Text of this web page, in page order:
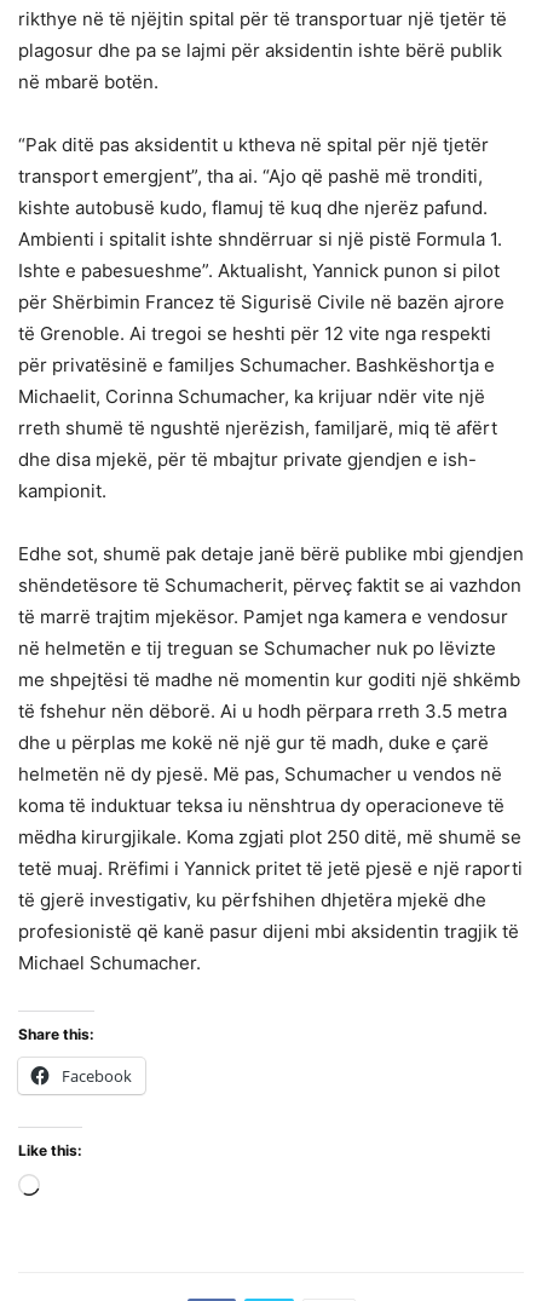
rikthye në të njëjtin spital për të transportuar një tjetër të
plagosur dhe pa se lajmi për aksidentin ishte bërë publik
në mbarë botën.
“Pak ditë pas aksidentit u ktheva në spital për një tjetër
transport emergjent”, tha ai. “Ajo që pashë më tronditi,
kishte autobusë kudo, flamuj të kuq dhe njerëz pafund.
Ambienti i spitalit ishte shndërruar si një pistë Formula 1.
Ishte e pabesueshme”. Aktualisht, Yannick punon si pilot
për Shërbimin Francez të Sigurisë Civile në bazën ajrore
të Grenoble. Ai tregoi se heshti për 12 vite nga respekti
për privatësinë e familjes Schumacher. Bashkëshortja e
Michaelit, Corinna Schumacher, ka krijuar ndër vite një
rreth shumë të ngushtë njerëzish, familjarë, miq të afërt
dhe disa mjekë, për të mbajtur private gjendjen e ish-
kampionit.
Edhe sot, shumë pak detaje janë bërë publike mbi gjendjen
shëndetësore të Schumacherit, përveç faktit se ai vazhdon
të marrë trajtim mjekësor. Pamjet nga kamera e vendosur
në helmetën e tij treguan se Schumacher nuk po lëvizte
me shpejtësi të madhe në momentin kur goditi një shkëmb
të fshehur nën dëborë. Ai u hodh përpara rreth 3.5 metra
dhe u përplas me kokë në një gur të madh, duke e çarë
helmetën në dy pjesë. Më pas, Schumacher u vendos në
koma të induktuar teksa iu nënshtrua dy operacioneve të
mëdha kirurgjikale. Koma zgjati plot 250 ditë, më shumë se
tetë muaj. Rrëfimi i Yannick pritet të jetë pjesë e një raporti
të gjerë investigativ, ku përfshihen dhjetëra mjekë dhe
profesionistë që kanë pasur dijeni mbi aksidentin tragjik të
Michael Schumacher.
Share this:
Facebook
Like this: